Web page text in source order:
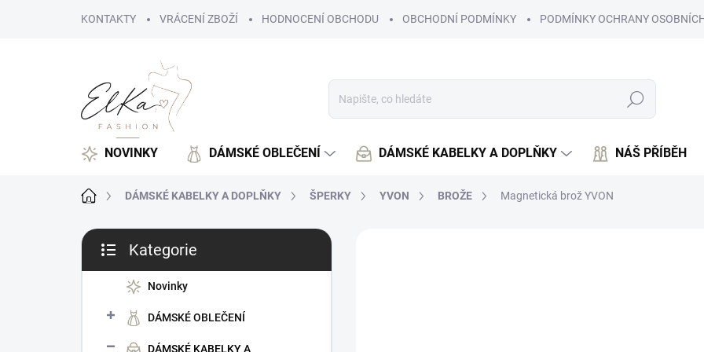
KONTAKTY VRÁCENÍ ZBOŽÍ HODNOCENÍ OBCHODU OBCHODNÍ PODMÍNKY PODMÍNKY OCHRANY
Hledat
NOVINKY DÁMSKÉ OBLEČENÍ DÁMSKÉ KABELKY A DOPLŇKY NÁŠ PŘÍBĚH
Domů DÁMSKÉ KABELKY A DOPLŇKY ŠPERKY YVON BROŽE Magnetická brož YVON
P
s
kategorie
Kategorie
Novinky
DÁMSKÉ OBLEČENÍ
DÁMSKÉ KABELKY A